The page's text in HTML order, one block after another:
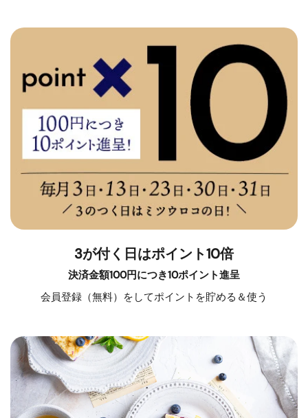
3が付く日はポイント10倍
決済金額100円につき10ポイント進呈
会員登録（無料）をしてポイントを貯める＆使う